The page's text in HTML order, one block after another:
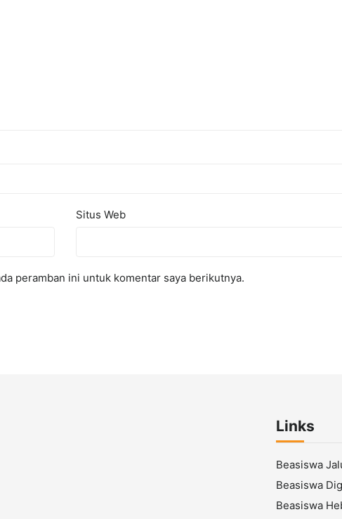
Situs Web
peramban ini untuk komentar saya berikutnya.
Links
Beasiswa
Beasiswa
Beasiswa